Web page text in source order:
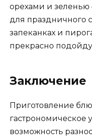
орехами и зеленью
для праздничного
запеканках и
прекрасно
Заключение
Приготовление
гастрономическое
возможность